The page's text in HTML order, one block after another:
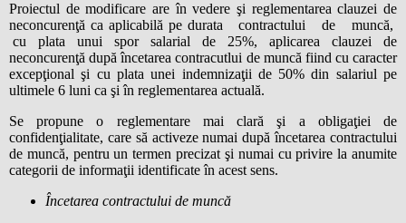
Proiectul de modificare are în vedere şi reglementarea clauzei de
neconcurenţă ca aplicabilă pe durata contractului de muncă,
cu plata unui spor salarial de 25%, aplicarea clauzei de
neconcurenţă după încetarea contracutlui de muncă fiind cu caracter
excepţional şi cu plata unei indemnizaţii de 50% din salariul pe
ultimele 6 luni ca şi în reglementarea actuală.
Se propune o reglementare mai clară şi a obligaţiei de
confidenţialitate, care să activeze numai după încetarea contractului
de muncă, pentru un termen precizat şi numai cu privire la anumite
categorii de informaţii identificate în acest sens.
Încetarea contractului de muncă